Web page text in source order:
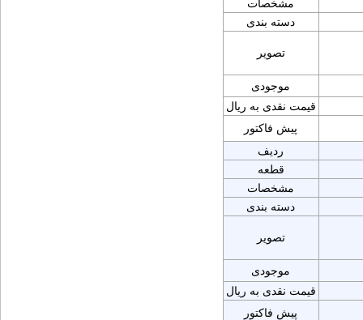
مشخصات
دسته بندی
تصویر
موجودی
قیمت نقدی به ریال
پیش فاکتور
ردیف
قطعه
مشخصات
دسته بندی
تصویر
موجودی
قیمت نقدی به ریال
پیش فاکتور